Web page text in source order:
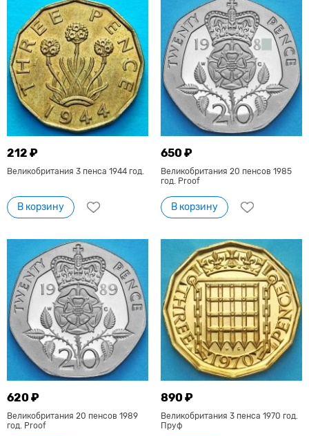
212 ₽
Великобритания 3 пенса 1944 год.
В корзину
650 ₽
Великобритания 20 пенсов 1985
год. Proof
В корзину
620 ₽
Великобритания 20 пенсов 1989
год. Proof
890 ₽
Великобритания 3 пенса 1970 год.
Пруф